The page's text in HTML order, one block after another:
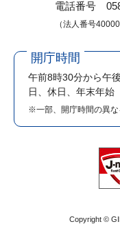
電話番号
（法人番号
開庁時間
午前8時30分から午
日、休日、年末年始
※一部、開庁時間の異な
Copyright ©